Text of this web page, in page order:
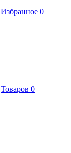
Избранное 0
Товаров 0